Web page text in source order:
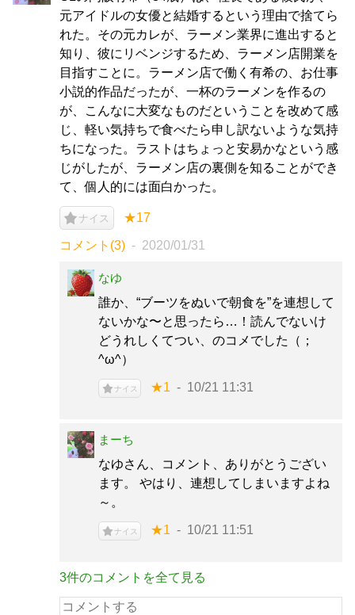
元アイドルの女優と結婚するという理由で捨てら
れた。その元カレが、ラーメン業界に進出すると
知り、彼にリベンジするため、ラーメン店開業を
目指すことに。ラーメン店で働く有希の、お仕事
小説的作品だったが、一杯のラーメンを作るの
が、こんなに大変なものだということを改めて感
じ、軽い気持ちで食べたら申し訳ないような気持
ちになった。ラストはちょっと安易かなという感
じがしたが、ラーメン店の裏側を知ることができ
て、個人的には面白かった。
ナイス ★17
コメント(3) 2020/01/31
なゆ
誰か、“ブーツをぬいで朝食を”を連想して
ないかな〜と思ったら…！読んでないけ
どうれしくてつい、のコメでした（；
^ω^）
ナイス ★1 10/21 11:31
まーち
なゆさん、コメント、ありがとうござい
ます。 やはり、連想してしまいますよね
～。
ナイス ★1 10/21 11:51
3件のコメントを全て見る